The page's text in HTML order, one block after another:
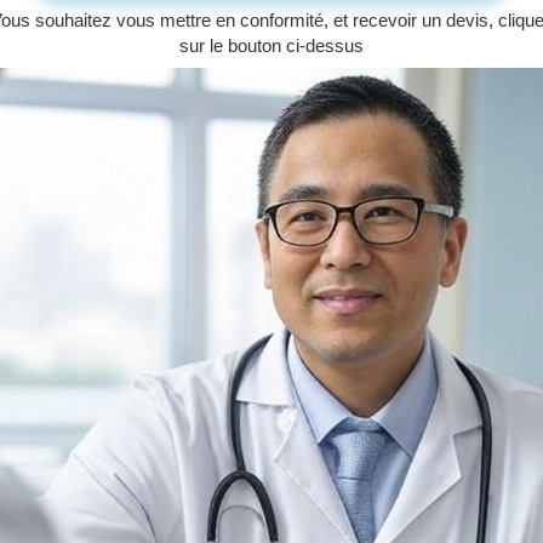
souhaitez vous mettre en conformité, et recevoir un devis,
sur le bouton ci-dessus